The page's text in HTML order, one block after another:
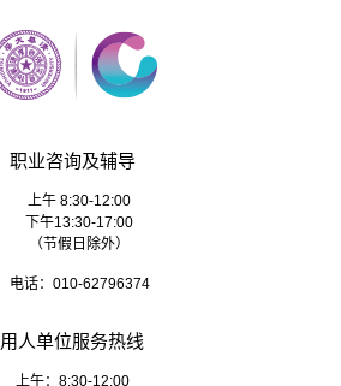
职业咨询及辅导
上午 8:30-12:00
下午13:30-17:00
（节假日除外）
电话：010-62796374
用人单位服务热线
上午：8:30-12:00